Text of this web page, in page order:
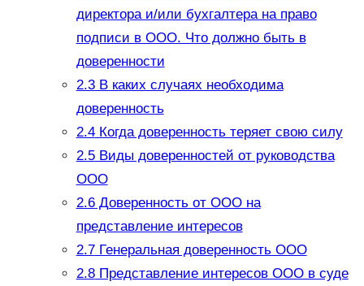
директора и/или бухгалтера на право
подписи в ООО. Что должно быть в
доверенности
2.3В каких случаях необходима
доверенность
2.4Когда доверенность теряет свою силу
2.5Виды доверенностей от руководства
ООО
2.6Доверенность от ООО на
представление интересов
2.7Генеральная доверенность ООО
2.8Представление интересов ООО в суде